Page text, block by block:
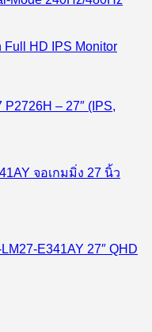
– 27″ (IPS,
E341AY 27″ QHD